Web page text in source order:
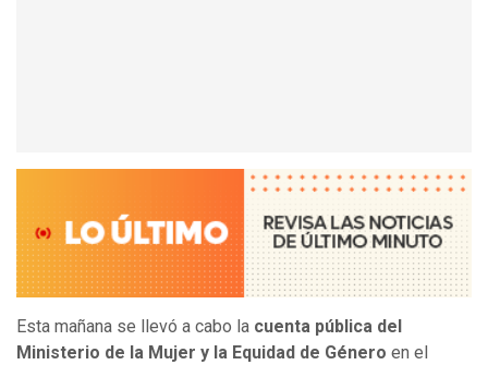
Esta mañana se llevó a cabo la cuenta pública del
Ministerio de la Mujer y la Equidad de Género en el